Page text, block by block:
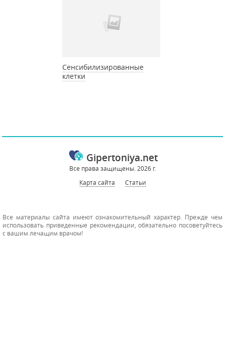
Сенсибилизированные
клетки
Gipertoniya.net
Все права защищены. 2026 г.
Карта сайта
Статьи
Все материалы сайта имеют ознакомительный характер. Прежде чем
использовать приведенные рекомендации, обязательно посоветуйтесь
с вашим лечащим врачом!